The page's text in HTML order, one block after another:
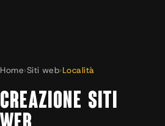
Home›Siti web›Località
CREAZIONE SITI